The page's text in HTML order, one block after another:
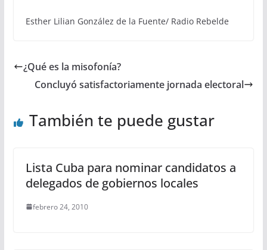
Esther Lilian González de la Fuente/ Radio Rebelde
¿Qué es la misofonía?
Concluyó satisfactoriamente jornada electoral
También te puede gustar
Lista Cuba para nominar candidatos a
delegados de gobiernos locales
febrero 24, 2010